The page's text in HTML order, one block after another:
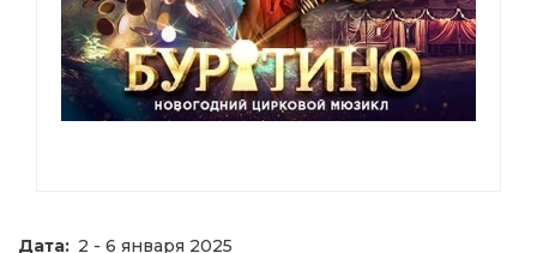
Дата: 2 - 6 января 2025